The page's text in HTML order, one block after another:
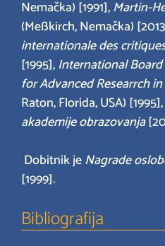
Nemačka) [1991],Martin-
(Meßkirch, Nemačka)
internationale des
[1995],International
for Advanced Researrch
Raton, Florida, USA)
akademije obrazovanja
Dobitnik jeNagrade
[1999].
Bibliografija